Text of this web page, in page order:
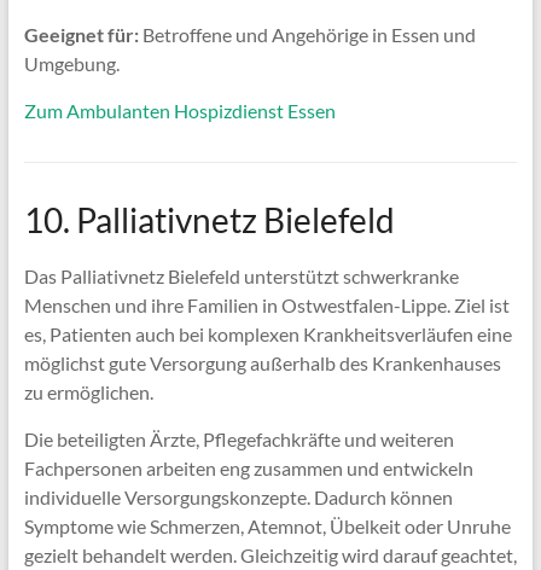
Geeignet für:Betroffene und Angehörige in Essen und
Umgebung.
Zum Ambulanten Hospizdienst Essen
10. Palliativnetz Bielefeld
Das Palliativnetz Bielefeld unterstützt schwerkranke
Menschen und ihre Familien in Ostwestfalen-Lippe. Ziel ist
es, Patienten auch bei komplexen Krankheitsverläufen eine
möglichst gute Versorgung außerhalb des Krankenhauses
zu ermöglichen.
Die beteiligten Ärzte, Pflegefachkräfte und weiteren
Fachpersonen arbeiten eng zusammen und entwickeln
individuelle Versorgungskonzepte. Dadurch können
Symptome wie Schmerzen, Atemnot, Übelkeit oder Unruhe
gezielt behandelt werden. Gleichzeitig wird darauf geachtet,